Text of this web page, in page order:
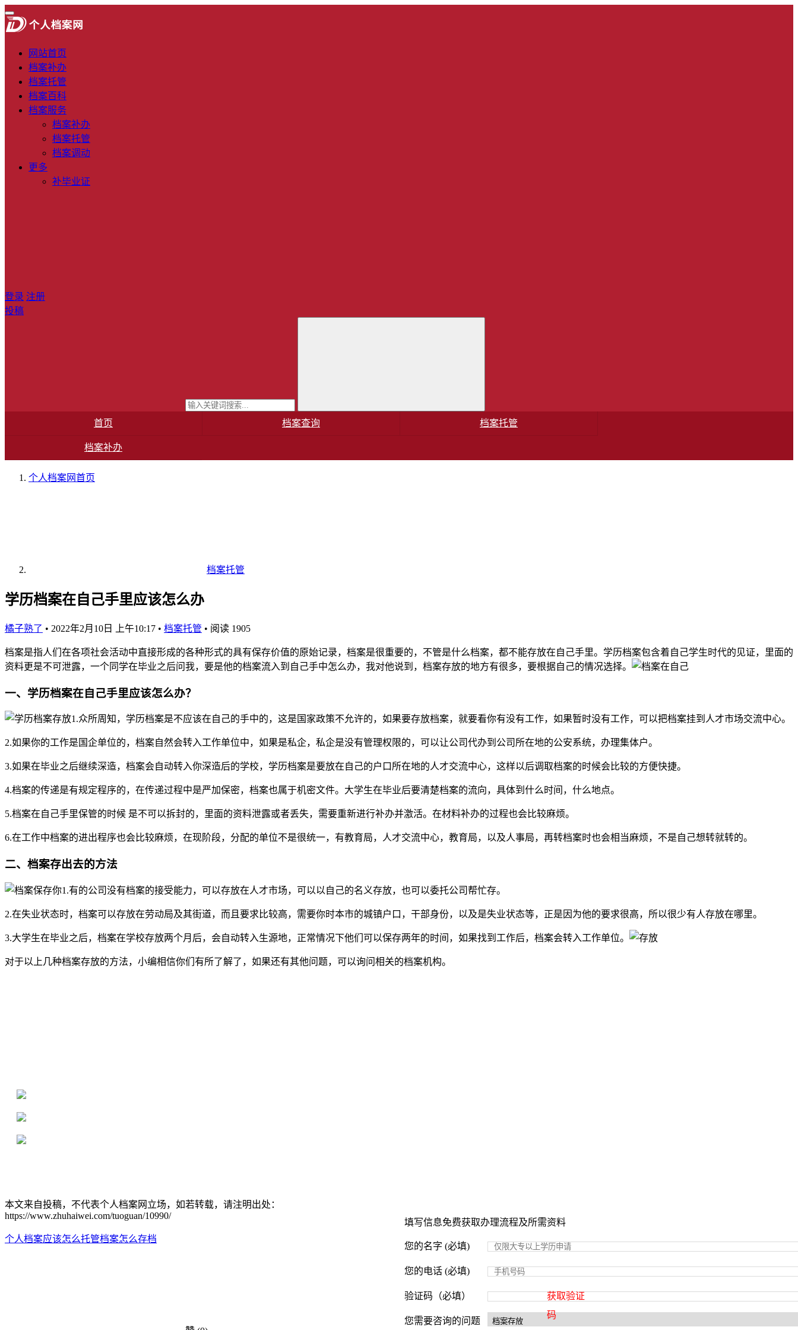
网站首页
档案补办
档案托管
档案百科
档案服务
档案补办
档案托管
档案调动
更多
补毕业证
登录 注册
投稿
首页 档案查询 档案托管
档案补办
个人档案网首页
档案托管
学历档案在自己手里应该怎么办
橘子熟了 • 2022年2月10日 上午10:17 • 档案托管 • 阅读 1905
档案是指人们在各项社会活动中直接形成的各种形式的具有保存价值的原始记录，档案是很重要的，不管是什么档案，都不能存放在自己手里。学历档案包含着自己学生时代的见证，里面的
资料更是不可泄露，一个同学在毕业之后问我，要是他的档案流入到自己手中怎么办，我对他说到，档案存放的地方有很多，要根据自己的情况选择。
一、学历档案在自己手里应该怎么办？
1.众所周知，学历档案是不应该在自己的手中的，这是国家政策不允许的，如果要存放档案，就要看你有没有工作，如果暂时没有工作，可以把档案挂到人才市场交流中心。
2.如果你的工作是国企单位的，档案自然会转入工作单位中，如果是私企，私企是没有管理权限的，可以让公司代办到公司所在地的公安系统，办理集体户。
3.如果在毕业之后继续深造，档案会自动转入你深造后的学校，学历档案是要放在自己的户口所在地的人才交流中心，这样以后调取档案的时候会比较的方便快捷。
4.档案的传递是有规定程序的，在传递过程中是严加保密，档案也属于机密文件。大学生在毕业后要清楚档案的流向，具体到什么时间，什么地点。
5.档案在自己手里保管的时候 是不可以拆封的，里面的资料泄露或者丢失，需要重新进行补办并激活。在材料补办的过程也会比较麻烦。
6.在工作中档案的进出程序也会比较麻烦，在现阶段，分配的单位不是很统一，有教育局，人才交流中心，教育局，以及人事局，再转档案时也会相当麻烦，不是自己想转就转的。
二、档案存出去的方法
1.有的公司没有档案的接受能力，可以存放在人才市场，可以以自己的名义存放，也可以委托公司帮忙存。
2.在失业状态时，档案可以存放在劳动局及其街道，而且要求比较高，需要你时本市的城镇户口，干部身份，以及是失业状态等，正是因为他的要求很高，所以很少有人存放在哪里。
3.大学生在毕业之后，档案在学校存放两个月后，会自动转入生源地，正常情况下他们可以保存两年的时间，如果找到工作后，档案会转入工作单位。
对于以上几种档案存放的方法，小编相信你们有所了解了，如果还有其他问题，可以询问相关的档案机构。
填写信息免费获取办理流程及所需资料
您的名字 (必填)
您的电话 (必填)
验证码（必填）
获取验证
码
您需要咨询的问题
本文来自投稿，不代表个人档案网立场，如若转载，请注明出处：
https://www.zhuhaiwei.com/tuoguan/10990/
个人档案应该怎么托管档案怎么存档